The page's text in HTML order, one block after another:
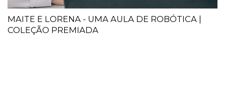
MAITE E LORENA - UMA AULA DE ROBÓTICA |
COLEÇÃO PREMIADA